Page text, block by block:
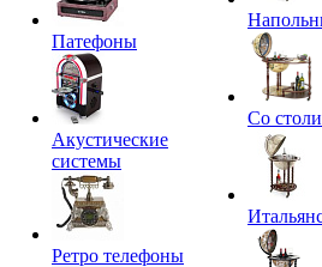
Патефоны
Акустические
системы
Ретро телефоны
Со